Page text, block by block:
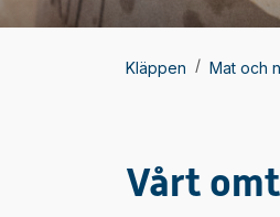
Kläppen / Mat och
Vårt